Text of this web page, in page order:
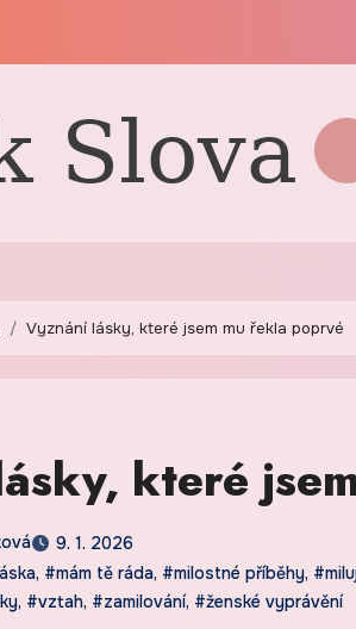
Vyznání lásky, které jsem mu řekla poprvé
které
9. 1. 2026
, #mám tě ráda, #milostné příběhy,
, #vztah, #zamilování, #ženské vyprávění